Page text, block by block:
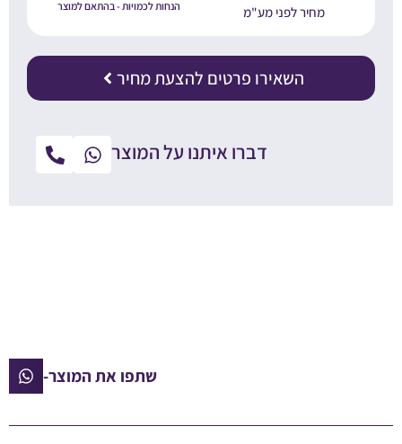
מחיר לפני מע"מ
הנחות לכמויות - בהתאם למוצר
השאירו פרטים להצעת מחיר
דברו איתנו על המוצר
שתפו את המוצר-